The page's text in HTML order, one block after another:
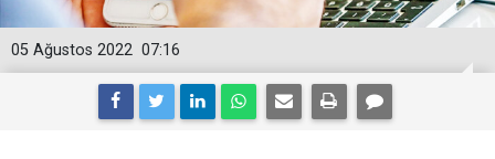
07:16
05 Ağustos 2022